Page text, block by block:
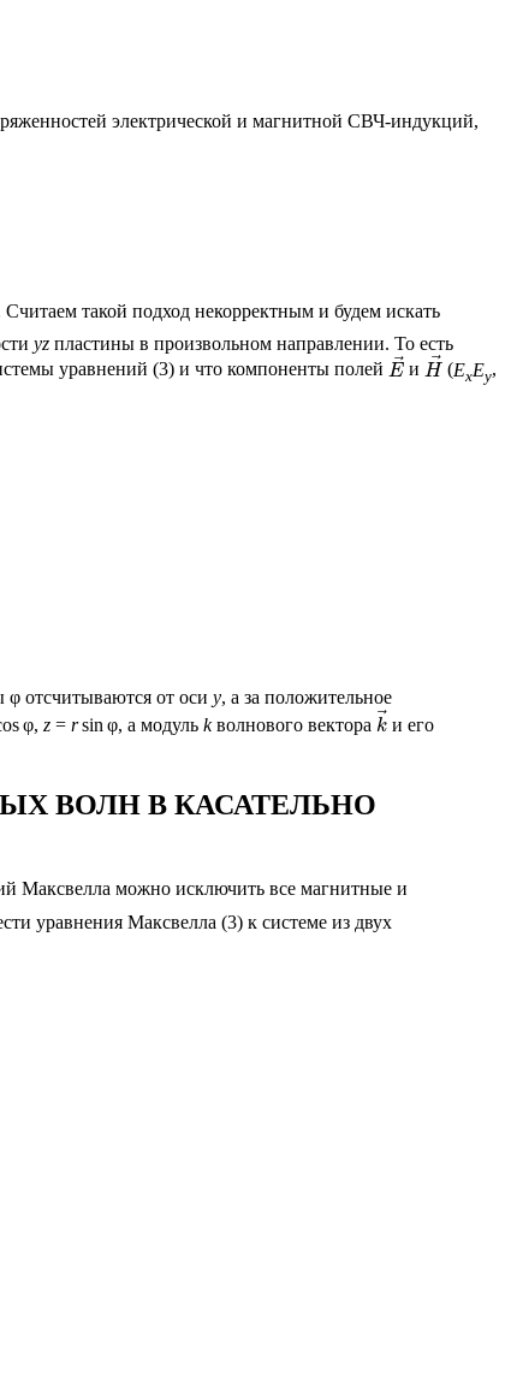
электрической и магнитной СВЧ-индукций,
Считаем такой подход некорректным и будем искать
yz пластины в произвольном направлении. То есть
уравнений (3) и что компоненты полей E⃗ и H⃗ (ExEy,
отсчитываются от оси y, а за положительное
φ, z = rsin φ, а модуль kволнового вектора k⃗ и его
ВОЛН В КАСАТЕЛЬНО
Максвелла можно исключить все магнитные и
уравнения Максвелла (3) к системе из двух